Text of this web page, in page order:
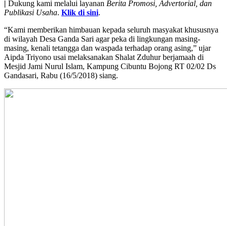
| Dukung kami melalui layanan Berita Promosi, Advertorial, dan
Publikasi Usaha. Klik di sini.
“Kami memberikan himbauan kepada seluruh masyakat khususnya
di wilayah Desa Ganda Sari agar peka di lingkungan masing-
masing, kenali tetangga dan waspada terhadap orang asing,” ujar
Aipda Triyono usai melaksanakan Shalat Zduhur berjamaah di
Mesjid Jami Nurul Islam, Kampung Cibuntu Bojong RT 02/02 Ds
Gandasari, Rabu (16/5/2018) siang.